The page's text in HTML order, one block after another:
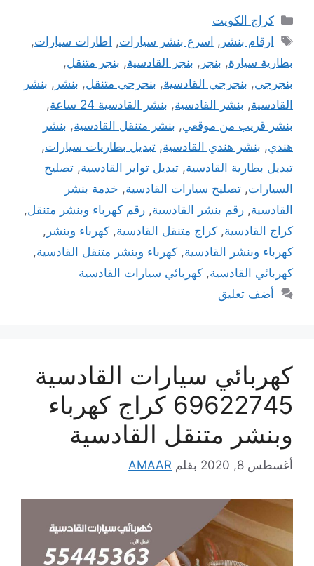
التصنيفات
كراج الكويت
الوسوم
ارقام بنشر , اسرع بنشر سيارات, اطارات سيارات,
بطارية سيارة, بنجر , بنجر القادسية, بنجر متنقل,
بنجرجي, بنجرجي القادسية, بنجرجي متنقل, بنشر , بنشر
القادسية, بنشر القادسية, بنشر القادسية 24 ساعة
,
بنشر قريب من موقعي, بنشر متنقل القادسية, بنشر
هندي, بنشر هندي القادسية, تبديل بطاريات سيارات,
تبديل بطارية القادسية, تبديل تواير القادسية, تصليح
السيارات, تصليح سيارات القادسية, خدمة بنشر
القادسية, رقم بنشر القادسية, رقم كهرباء وبنشر متنقل,
كراج القادسية, كراج متنقل القادسية, كهرباء وبنشر ,
كهرباء وبنشر القادسية, كهرباء وبنشر متنقل القادسية,
كهربائي القادسية, كهربائي سيارات القادسية
أضف تعليق
كهربائي سيارات القادسية
69622745 كراج كهرباء
وبنشر متنقل القادسية
أغسطس 8, 2020 بقلم AMAAR